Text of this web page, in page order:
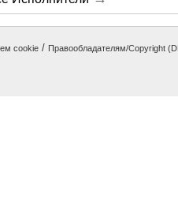
cookie / Правообладателям/Copyright